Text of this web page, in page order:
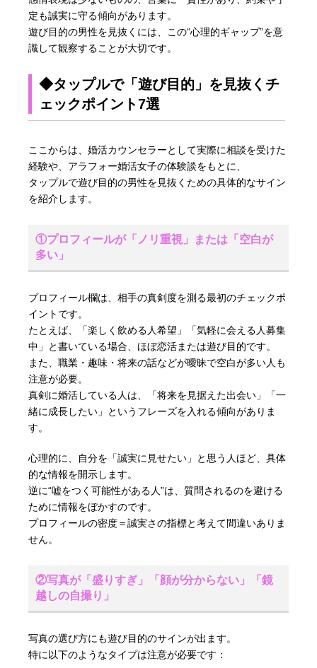
定も誠実に守る傾向があります。
遊び目的の男性を見抜くには、この“心理的ギャップ”を意
識して観察することが大切です。
◆タップルで「遊び目的」を見抜くチ
ェックポイント7選
ここからは、婚活カウンセラーとして実際に相談を受けた
経験や、アラフォー婚活女子の体験談をもとに、
タップルで遊び目的の男性を見抜くための具体的なサイン
を紹介します。
①プロフィールが「ノリ重視」または「空白が
多い」
プロフィール欄は、相手の真剣度を測る最初のチェックポ
イントです。
たとえば、「楽しく飲める人希望」「気軽に会える人募集
中」と書いている場合、ほぼ恋活または遊び目的です。
また、職業・趣味・将来の話などが曖昧で空白が多い人も
注意が必要。
真剣に婚活している人は、「将来を見据えた出会い」「一
緒に成長したい」というフレーズを入れる傾向がありま
す。
心理的に、自分を「誠実に見せたい」と思う人ほど、具体
的な情報を開示します。
逆に“嘘をつく可能性がある人”は、質問されるのを避ける
ために情報をぼかすのです。
プロフィールの密度＝誠実さの指標と考えて間違いありま
せん。
②写真が「盛りすぎ」「顔が分からない」「鏡
越しの自撮り」
写真の選び方にも遊び目的のサインが出ます。
特に以下のようなタイプは注意が必要です：